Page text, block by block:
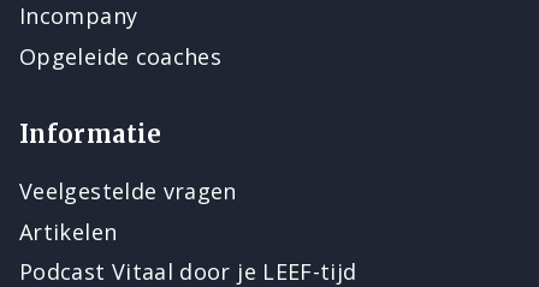
Incompany
Opgeleide coaches
Informatie
Veelgestelde vragen
Artikelen
Podcast Vitaal door je LEEF-tijd